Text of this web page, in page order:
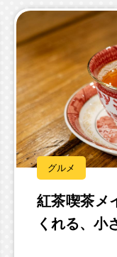
グルメ
紅茶喫茶メ
くれる、小